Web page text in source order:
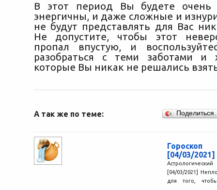
В этот период Вы будете
энергичны, и даже сложные и
не будут представлять для Вас
Не допустите, чтобы этот
пропал впустую, и
разобраться с теми заботами и
которые Вы никак не решались
А так же по теме:
[04/03/2021]
[04/03/2021]
для того,